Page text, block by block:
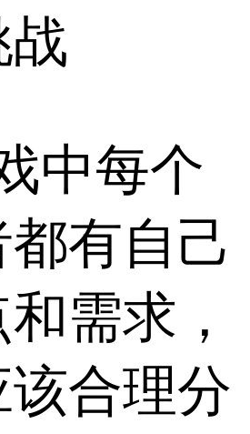
战
中每个
有自己
需求，
合理分